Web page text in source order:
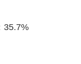
35.7%